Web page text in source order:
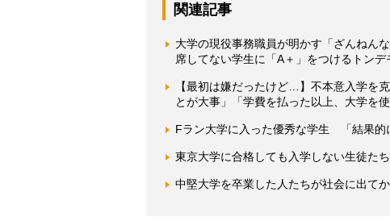
関連記事
大学の現役事務職員が明かす「ざんねん
席してない学生に「A＋」をつけるトンデ
【最初は嫌だったけど…】不本意入学を
とが大事」「学費を払った以上、大学を
Fラン大学に入った優秀な学生 「結果的
東京大学に合格しても入学しない生徒た
中堅大学を卒業した人たちが社会に出て